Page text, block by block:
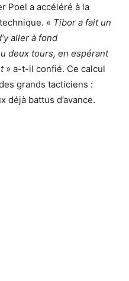
Poel a accéléré à la
« Tibor a fait un
aller à fond
deux tours, en espérant
» a-t-il confié. Ce calcul
grands tacticiens :
déjà battus d’avance.